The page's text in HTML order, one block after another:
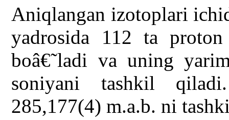
Aniqlangan izotoplari
yadrosida 112 ta
boâ€˜ladi va uning
soniyani tashkil
285,177(4) m.a.b. ni